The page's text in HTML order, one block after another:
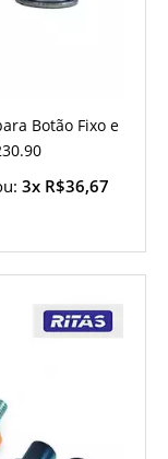
Botão Fixo e
3x R$36,67